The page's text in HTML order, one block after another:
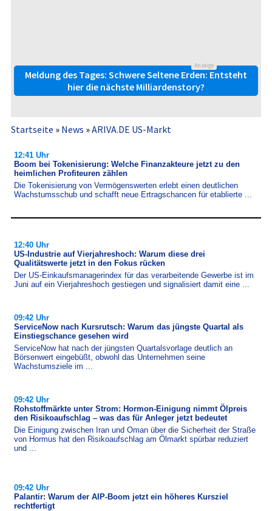
Anzeige
Meldung des Tages: Schwere Seltene Erden: Entsteht
hier die nächste Milliardenstory?
Startseite » News »ARIVA.DE US-Markt
12:41 Uhr
Boom bei Tokenisierung: Welche Finanzakteure jetzt zu den
heimlichen Profiteuren zählen
Die Tokenisierung von Vermögenswerten erlebt einen deutlichen
Wachstumsschub und schafft neue Ertragschancen für etablierte ...
12:40 Uhr
US-Industrie auf Vierjahreshoch: Warum diese drei
Qualitätswerte jetzt in den Fokus rücken
Der US-​Einkaufsmanagerindex für das verarbeitende Gewerbe ist im
Juni auf ein Vierjahreshoch gestiegen und signa­li­siert damit eine ...
09:42 Uhr
ServiceNow nach Kursrutsch: Warum das jüngste Quartal als
Einstiegschance gesehen wird
ServiceNow hat nach der jüngsten Quartalsvorlage deutlich an
Börsenwert eingebüßt, obwohl das Unternehmen seine
Wachstumsziele im ...
09:42 Uhr
Rohstoffmärkte unter Strom: Hormon-Einigung nimmt Ölpreis
den Risikoaufschlag – was das für Anleger jetzt bedeutet
Die Einigung zwischen Iran und Oman über die Sicherheit der Straße
von Hormus hat den Risikoaufschlag am Ölmarkt spürbar reduziert
und ...
09:42 Uhr
Palantir: Warum der AIP-Boom jetzt ein höheres Kursziel
rechtfertigt